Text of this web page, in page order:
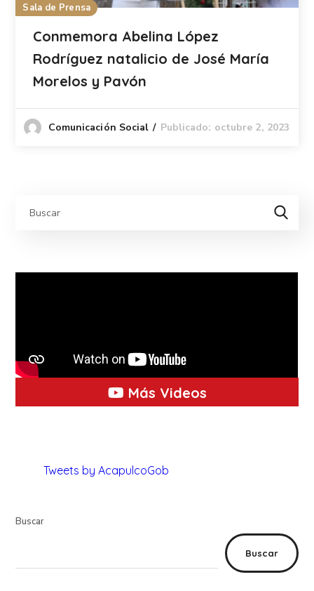
Sala de Prensa
Conmemora Abelina López
Rodríguez natalicio de José María
Morelos y Pavón
Comunicación Social Publicado: octubre 2, 2023
Más Videos
Tweets by AcapulcoGob
Buscar
Buscar